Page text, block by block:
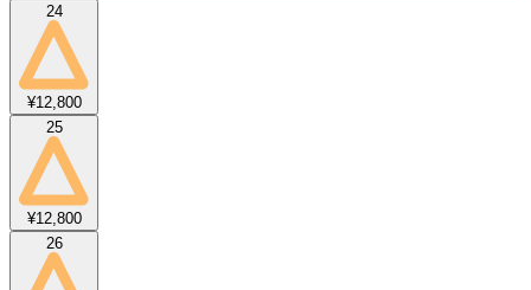
24
¥12,800
25
¥12,800
26